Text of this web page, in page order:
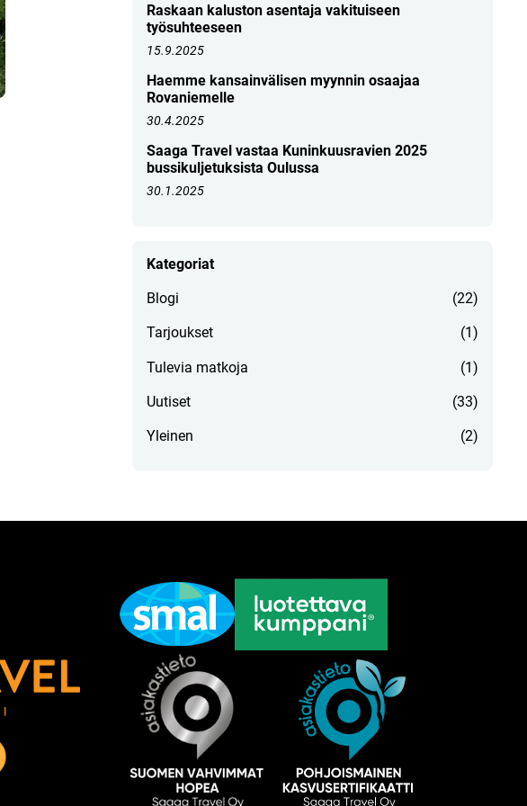
Raskaan kaluston asentaja vakituiseen
työsuhteeseen
15.9.2025
Haemme kansainvälisen myynnin osaajaa
Rovaniemelle
30.4.2025
Saaga Travel vastaa Kuninkuusravien 2025
bussikuljetuksista Oulussa
30.1.2025
Kategoriat
Blogi
(22)
Tarjoukset (1)
Tulevia matkoja (1)
Uutiset (33)
Yleinen (2)